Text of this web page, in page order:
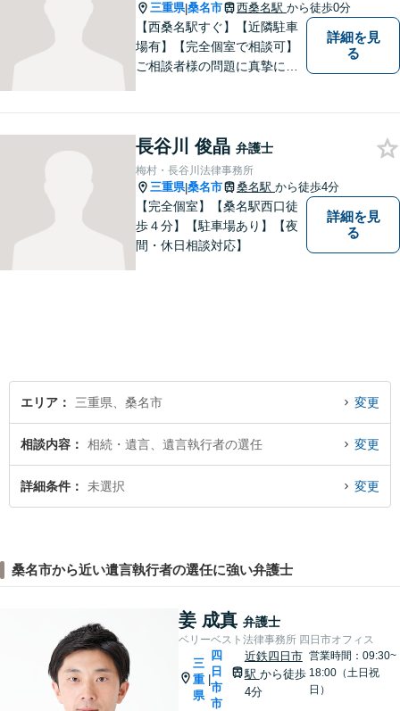
三重県|桑名市 西桑名駅 から徒歩0分
【西桑名駅すぐ】【近隣駐車
場有】【完全個室で相談可】
ご相談者様の問題に真摯に向
いただける、信頼と実績のあ
る弁護士でありたいと思って
います。まずはお気軽にお電
話ください。
詳細を見
る
長谷川 俊晶 弁護士
梅村・長谷川法律事務所
三重県|桑名市 桑名駅 から徒歩4分
【完全個室】【桑名駅西口徒
歩４分】【駐車場あり】【夜
間・休日相談対応】
詳細を見
る
エリア 三重県、桑名市 変更
相談内容 相続・遺言、遺言執行者の選任 変更
詳細条件 未選択 変更
桑名市から近い遺言執行者の選任に強い弁護士
姜 成真 弁護士
ベリーベスト法律事務所 四日市オフィス
三
重
県
四
日
市
市
近鉄四日市
駅 から徒歩
4分
営業時間：09:30~
18:00（土日祝
日）